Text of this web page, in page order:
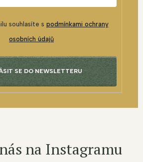
souhlasíte s podmínkami ochrany
osobních údajů
SE DO NEWSLETTERU
na Instagramu